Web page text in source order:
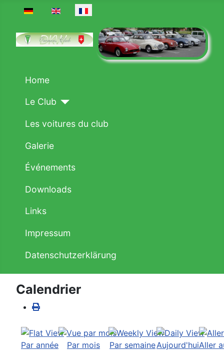
Sélectionnez votre langue
Home
Le Club
Les voitures du club
Galerie
Événements
Downloads
Links
Impressum
Datenschutzerklärung
Calendrier
Par année Par mois Par semaineAujourd'huiAller